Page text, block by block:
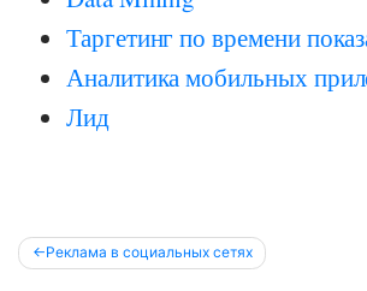
Таргетинг по времени
Аналитика мобильных
Лид
PostРеклама в социальных сетях